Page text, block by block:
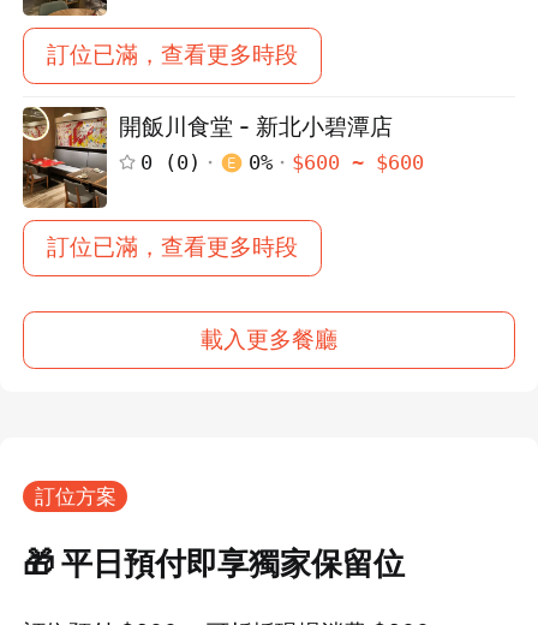
訂位已滿，查看更多時段
開飯川食堂 - 新北小碧潭店
0 (0 ) 0% $600 ~ $600
訂位已滿，查看更多時段
載入更多餐廳
訂位方案
🎁 平日預付即享獨家保留位